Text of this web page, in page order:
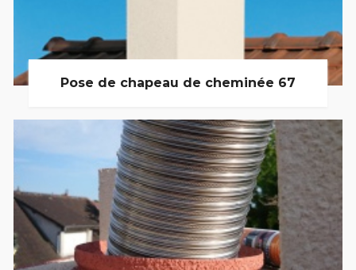
Pose de chapeau de cheminée 67